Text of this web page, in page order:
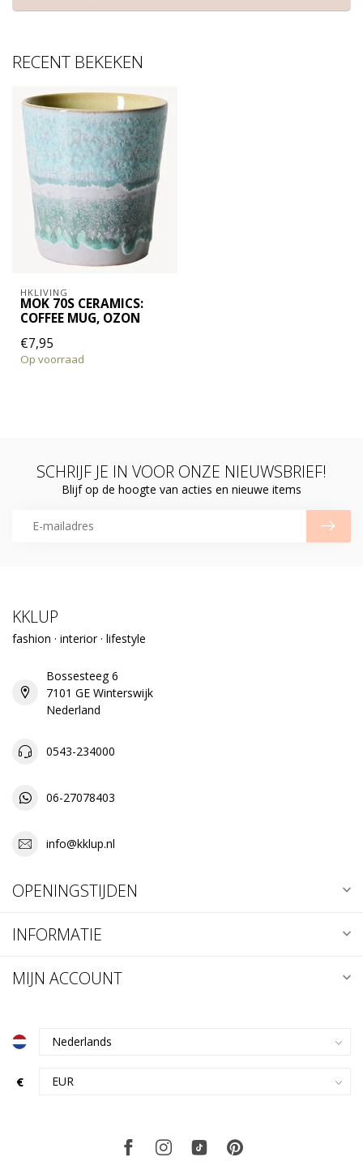
RECENT BEKEKEN
HKLIVING
MOK 70S CERAMICS:
COFFEE MUG, OZON
€7,95
Op voorraad
SCHRIJF JE IN VOOR ONZE NIEUWSBRIEF!
Blijf op de hoogte van acties en nieuwe items
KKLUP
fashion · interior · lifestyle
Bossesteeg 6
7101 GE Winterswijk
Nederland
0543-234000
06-27078403
info@kklup.nl
OPENINGSTIJDEN
INFORMATIE
MIJN ACCOUNT
€